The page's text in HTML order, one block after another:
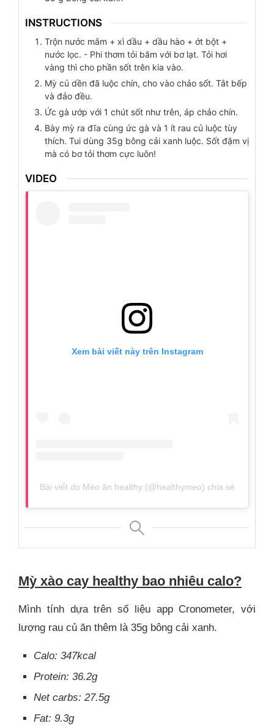
INSTRUCTIONS
Trộn nước mắm + xì dầu + dầu hào + ớt bột +
nước lọc. - Phi thơm tỏi băm với bơ lạt. Tỏi hơi
vàng thì cho phần sốt trên kia vào.
Mỳ củ dền đã luộc chín, cho vào chảo sốt. Tắt bếp
và đảo đều.
Ức gà ướp với 1 chút sốt như trên, áp chảo chín.
Bày mỳ ra đĩa cùng ức gà và 1 ít rau củ luộc tùy
thích. Tui dùng 35g bông cải xanh luộc. Sốt đậm vị
mà có bơ tỏi thơm cực luôn!
VIDEO
Xem bài viết này trên Instagram
Bài viết do Mèo ăn healthy (@healthymeo) chia sẻ
Mỳ xào cay healthy bao nhiêu calo?
Mình tính dựa trên số liệu app Cronometer, với
lượng rau củ ăn thêm là 35g bông cải xanh.
Calo: 347kcal
Protein: 36.2g
Net carbs: 27.5g
Fat: 9.3g